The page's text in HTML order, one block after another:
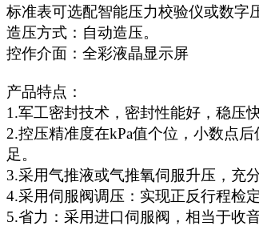
标准表可选配智能压力校验仪或数字
造压方式：自动造压。
控作介面：全彩液晶显示屏
产品特点：
1.军工密封技术，密封性能好，稳压快
2.控压精准度在kPa值个位，小数点
足。
3.采用气推液或气推氧伺服升压，充
4.采用伺服阀调压：实现正反行程检
5.省力：采用进口伺服阀，相当于收